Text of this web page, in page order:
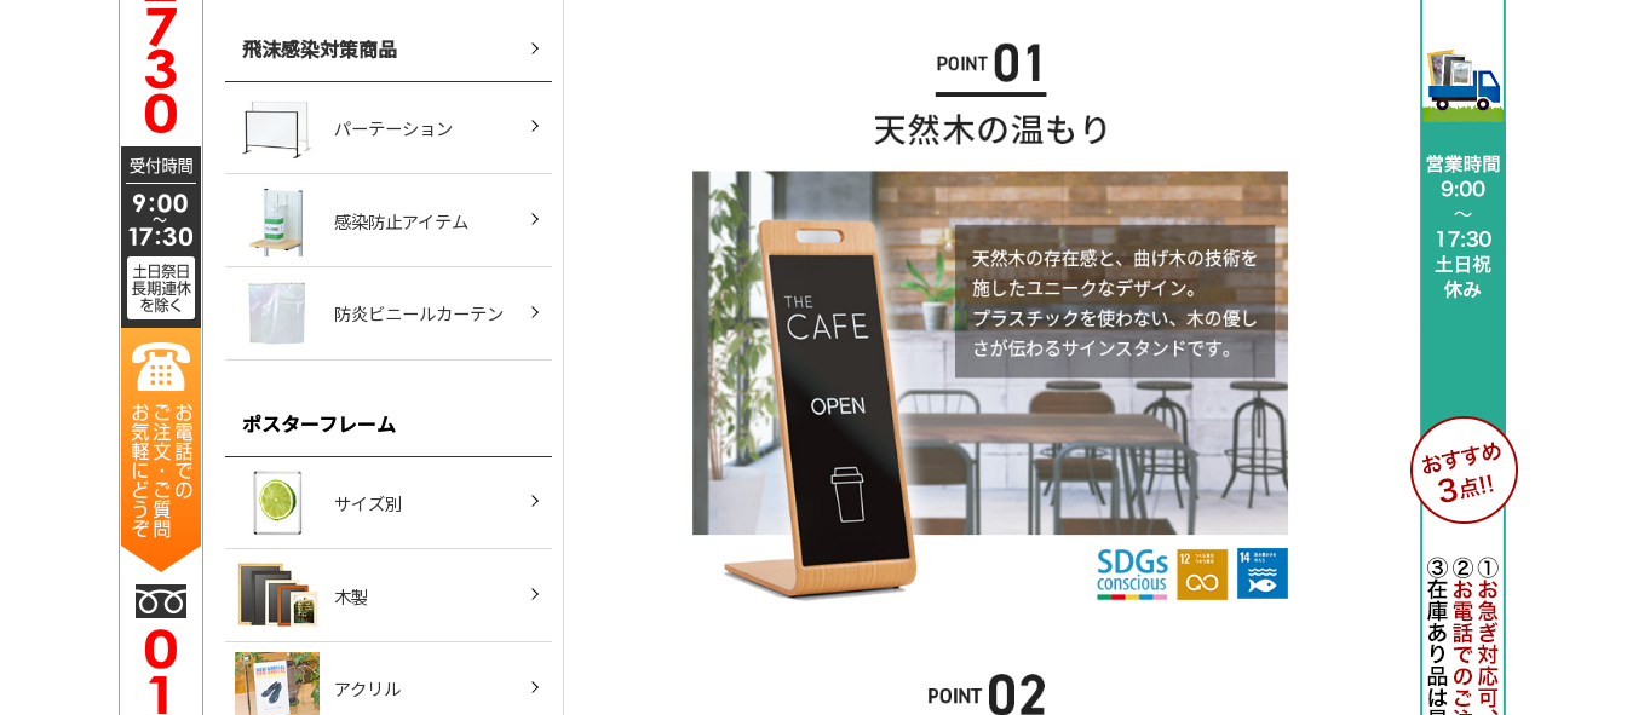
飛沫感染対策商品
パーテーション
感染防止アイテム
防炎ビニールカーテン
ポスターフレーム
サイズ別
木製
アクリル